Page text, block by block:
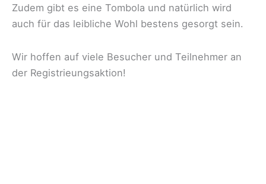
Zudem gibt es eine Tombola und natürlich wird
auch für das leibliche Wohl bestens gesorgt sein.
Wir hoffen auf viele Besucher und Teilnehmer an
der Registrieungsaktion!